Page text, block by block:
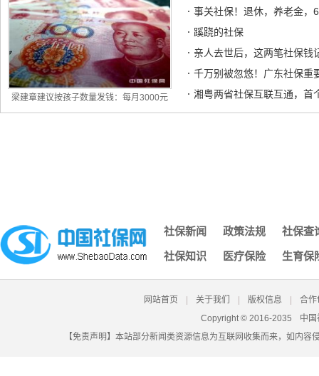
梁建章建议按孩子数量发钱：每月3000元
直
事关社保！退休，养老金，
蹊跷的社保
亲人去世后，这两笔社保钱
千万别被忽悠！广东社保
湘粤两省社保互联互通，首
新标准来啦！2024年7月起@汕头市工伤保
险
密
拉萨退休金怎么算？养老金
40
社保新闻 政策法规 社保查
社保知识 医疗保险 生育保
网站首页 关于我们 版权信息
合作
Copyright © 2016-2035
中国
【免责声明】本站部分新闻类资源信息为互联网收集而来，如内